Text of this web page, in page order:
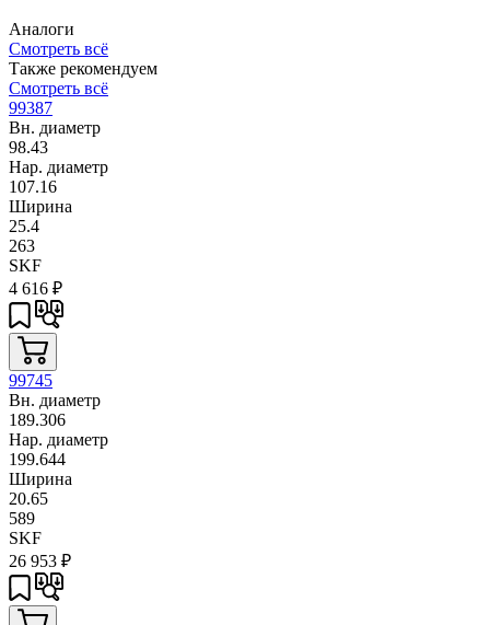
Аналоги
Смотреть всё
Также рекомендуем
Смотреть всё
99387
Вн. диаметр
98.43
Нар. диаметр
107.16
Ширина
25.4
263
SKF
4 616 ₽
99745
Вн. диаметр
189.306
Нар. диаметр
199.644
Ширина
20.65
589
SKF
26 953 ₽